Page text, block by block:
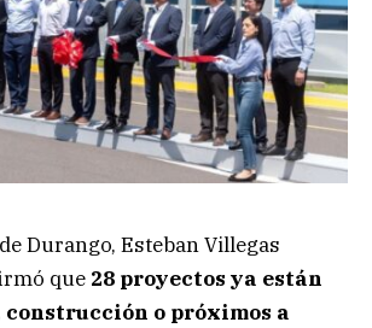
Durango, Esteban Villegas
que 28 proyectos ya están
construcción o próximos a